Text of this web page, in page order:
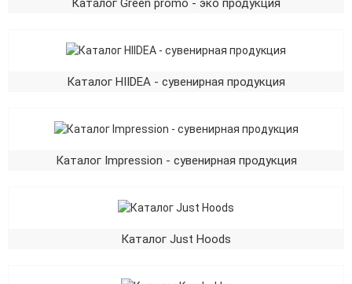
Каталог Green promo - эко продукция
Каталог HIIDEA - сувенирная продукция
Каталог Impression - сувенирная продукция
Каталог Just Hoods